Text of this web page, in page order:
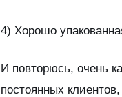
4) Хорошо
И повторюсь, очень
постоянных